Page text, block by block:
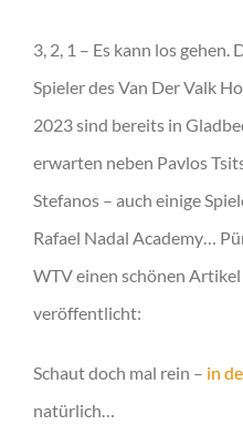
3, 2, 1 – Es kann los
Spieler des Van Der Valk
2023 sind bereits in
erwarten neben Pavlos
Stefanos – auch einige
Rafael Nadal Academy…
WTV einen schönen
veröffentlicht:
Schaut doch mal rein – in
natürlich…